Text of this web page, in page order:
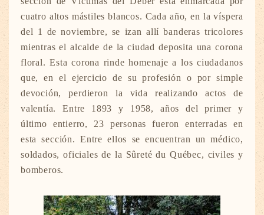
cuatro altos mástiles blancos. Cada año, en la víspera
del 1 de noviembre, se izan allí banderas tricolores
mientras el alcalde de la ciudad deposita una corona
floral. Esta corona rinde homenaje a los ciudadanos
que, en el ejercicio de su profesión o por simple
devoción, perdieron la vida realizando actos de
valentía. Entre 1893 y 1958, años del primer y
último entierro, 23 personas fueron enterradas en
esta sección. Entre ellos se encuentran un médico,
soldados, oficiales de la Sûreté du Québec, civiles y
bomberos.